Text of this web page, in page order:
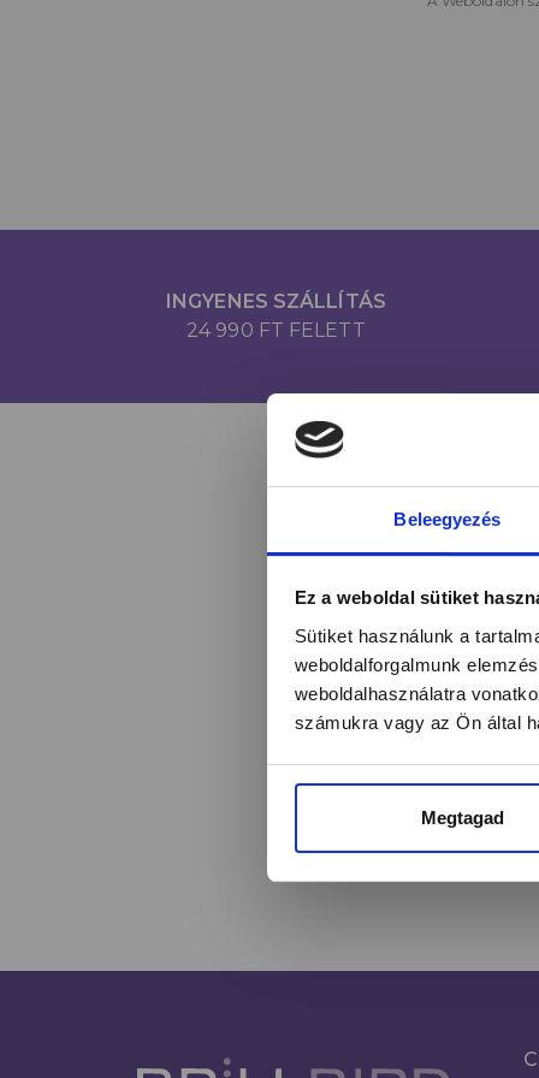
Beleegyezés
Ez a weboldal sütiket
Sütiket használunk a
weboldalforgalmunk
weboldalhasználatra
számukra vagy az Ön által
Megtagad
INGYENES SZÁLLÍTÁS
24 990 FT FELETT
Értesülj egy
Név*